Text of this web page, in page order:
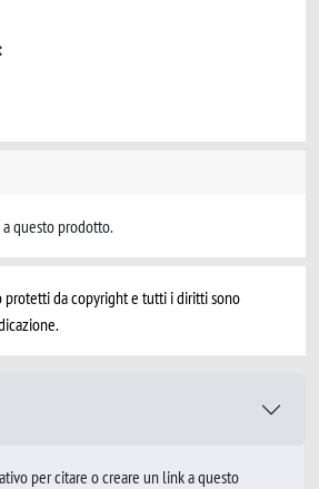
questo prodotto.
protetti da copyright e tutti i diritti sono
per citare o creare un link a questo